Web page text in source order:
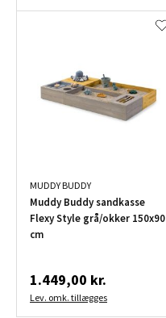
MUDDY BUDDY
Muddy Buddy sandkasse
Flexy Style grå/okker 150x90
cm
1.449,00 kr.
Lev. omk. tillægges